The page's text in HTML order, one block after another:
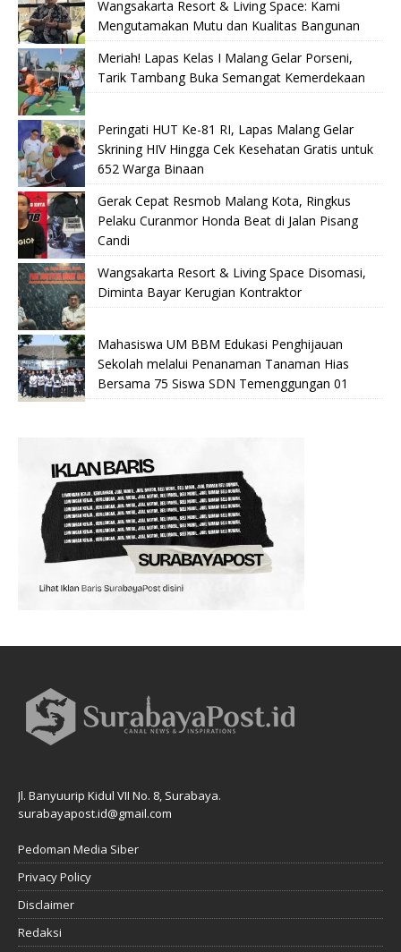
Wangsakarta Resort & Living Space: Kami
Mengutamakan Mutu dan Kualitas Bangunan
Meriah! Lapas Kelas I Malang Gelar Porseni,
Tarik Tambang Buka Semangat Kemerdekaan
Peringati HUT Ke-81 RI, Lapas Malang Gelar
Skrining HIV Hingga Cek Kesehatan Gratis untuk
652 Warga Binaan
Gerak Cepat Resmob Malang Kota, Ringkus
Pelaku Curanmor Honda Beat di Jalan Pisang
Candi
Wangsakarta Resort & Living Space Disomasi,
Diminta Bayar Kerugian Kontraktor
Mahasiswa UM BBM Edukasi Penghijauan
Sekolah melalui Penanaman Tanaman Hias
Bersama 75 Siswa SDN Temenggungan 01
Jl. Banyuurip Kidul VII No. 8, Surabaya.
surabayapost.id@gmail.com
Pedoman Media Siber
Privacy Policy
Disclaimer
Redaksi